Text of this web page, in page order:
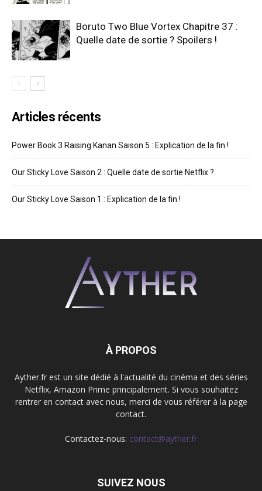
Boruto Two Blue Vortex Chapitre 37 :
Quelle date de sortie ? Spoilers !
Articles récents
Power Book 3 Raising Kanan Saison 5 : Explication de la fin !
Our Sticky Love Saison 2 : Quelle date de sortie Netflix ?
Our Sticky Love Saison 1 : Explication de la fin !
À PROPOS
Ayther.fr est un site dédié à l'actualité du cinéma et des séries
Netflix, Amazon Prime principalement. Si vous souhaitez
rentrer en contact avec nous, merci de vous référer à la page
contact.
Contactez-nous: contact@ayther.fr
SUIVEZ NOUS